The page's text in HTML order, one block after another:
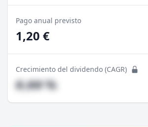
Pago anual previsto
1,20 €
Crecimiento del dividendo (CAGR)
#,## %